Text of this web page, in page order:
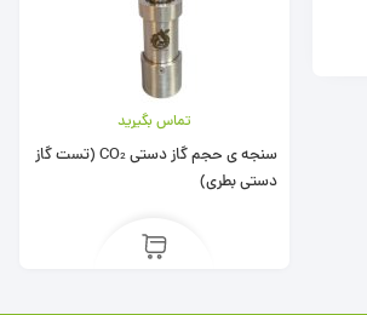
تماس بگیرید
سنجه ی حجم گاز دستی CO₂ (تست گاز
دستی بطری)